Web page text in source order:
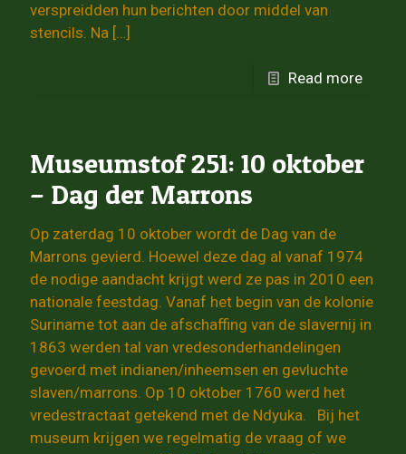
verspreidden hun berichten door middel van
stencils. Na […]
Read more
Museumstof 251: 10 oktober
– Dag der Marrons
Op zaterdag 10 oktober wordt de Dag van de
Marrons gevierd. Hoewel deze dag al vanaf 1974
de nodige aandacht krijgt werd ze pas in 2010 een
nationale feestdag. Vanaf het begin van de kolonie
Suriname tot aan de afschaffing van de slavernij in
1863 werden tal van vredesonderhandelingen
gevoerd met indianen/inheemsen en gevluchte
slaven/marrons. Op 10 oktober 1760 werd het
vredestractaat getekend met de Ndyuka. Bij het
museum krijgen we regelmatig de vraag of we